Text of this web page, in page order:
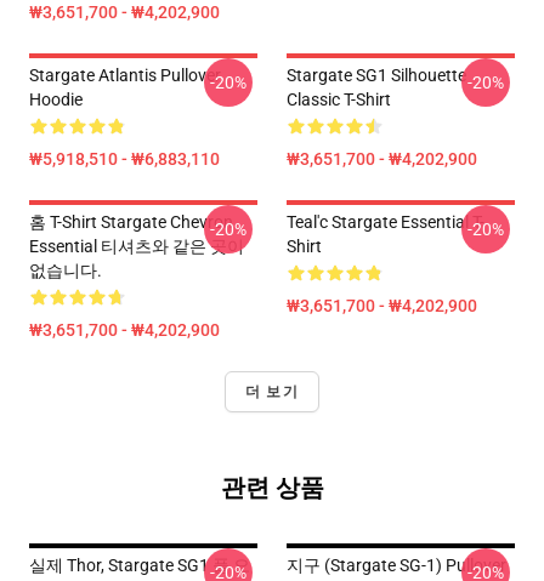
₩3,651,700 - ₩4,202,900
Stargate Atlantis Pullover
Hoodie
₩5,918,510 - ₩6,883,110
-20%
Stargate SG1 Silhouette
Classic T-Shirt
₩3,651,700 - ₩4,202,900
-20%
홈 T-Shirt Stargate Chevron
Essential 티셔츠와 같은 곳이
없습니다.
₩3,651,700 - ₩4,202,900
-20%
Teal'c Stargate Essential T-
Shirt
₩3,651,700 - ₩4,202,900
-20%
더 보기
관련 상품
실제 Thor, Stargate SG1 풀 오
-20%
지구 (stargate SG-1) Pullover
-20%